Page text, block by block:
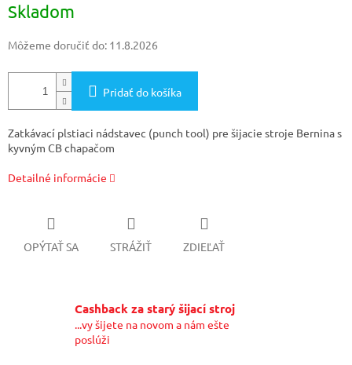
cena:
Skladom
Môžeme doručiť do: 11.8.2026
Pridať do košíka
Zatkávací plstiaci nádstavec (punch tool) pre šijacie stroje Bernina s
kyvným CB chapačom
Detailné informácie
OPÝTAŤ SA STRÁŽIŤ ZDIEĽAŤ
Cashback za starý šijací stroj
...vy šijete na novom a nám ešte
poslúži